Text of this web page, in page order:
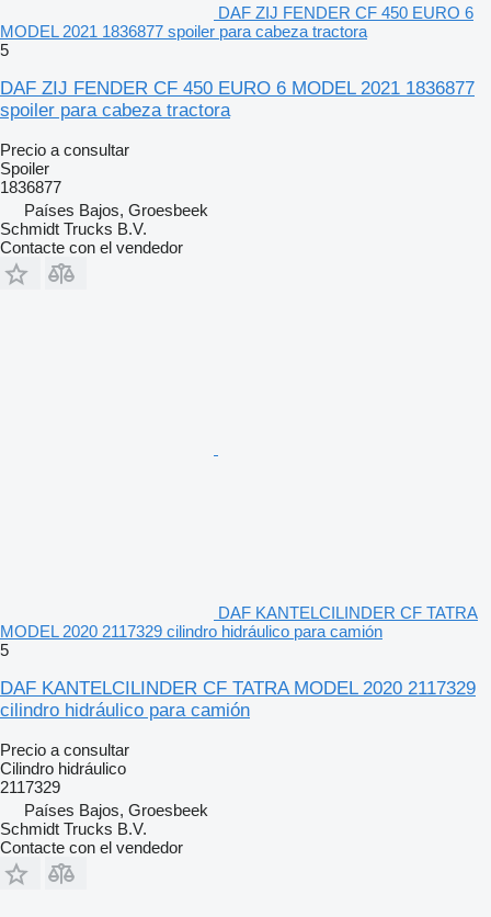
DAF ZIJ FENDER CF 450 EURO 6
MODEL 2021 1836877 spoiler para cabeza tractora
5
DAF ZIJ FENDER CF 450 EURO 6 MODEL 2021 1836877
spoiler para cabeza tractora
Precio a consultar
Spoiler
1836877
Países Bajos, Groesbeek
Schmidt Trucks B.V.
Contacte con el vendedor
DAF KANTELCILINDER CF TATRA
MODEL 2020 2117329 cilindro hidráulico para camión
5
DAF KANTELCILINDER CF TATRA MODEL 2020 2117329
cilindro hidráulico para camión
Precio a consultar
Cilindro hidráulico
2117329
Países Bajos, Groesbeek
Schmidt Trucks B.V.
Contacte con el vendedor